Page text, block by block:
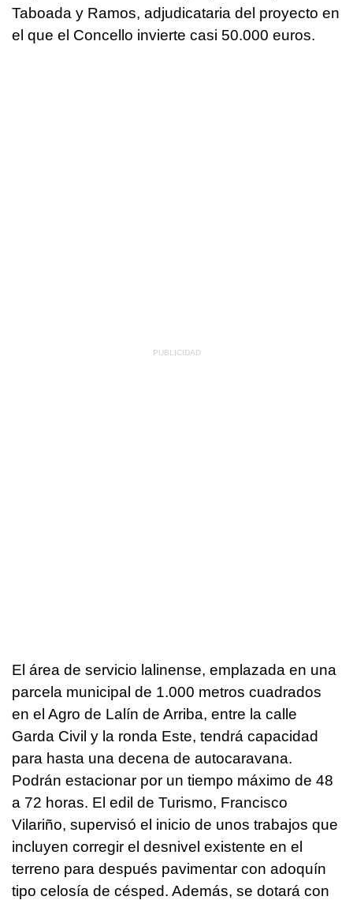
Taboada y Ramos, adjudicataria del proyecto en
el que el Concello invierte casi 50.000 euros.
El área de servicio lalinense, emplazada en una
parcela municipal de 1.000 metros cuadrados
en el Agro de Lalín de Arriba, entre la calle
Garda Civil y la ronda Este, tendrá capacidad
para hasta una decena de autocaravana.
Podrán estacionar por un tiempo máximo de 48
a 72 horas. El edil de Turismo, Francisco
Vilariño, supervisó el inicio de unos trabajos que
incluyen corregir el desnivel existente en el
terreno para después pavimentar con adoquín
tipo celosía de césped. Además, se dotará con